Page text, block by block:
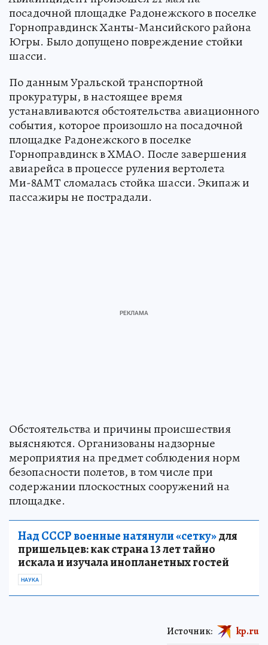
посадочной площадке Радонежского в поселке
Горноправдинск Ханты-Мансийского района
Югры. Было допущено повреждение стойки
шасси.
По данным Уральской транспортной
прокуратуры, в настоящее время
устанавливаются обстоятельства авиационного
события, которое произошло на посадочной
площадке Радонежского в поселке
Горноправдинск в ХМАО. После завершения
авиарейса в процессе руления вертолета
Ми-8АМТ сломалась стойка шасси. Экипаж и
пассажиры не пострадали.
Обстоятельства и причины происшествия
выясняются. Организованы надзорные
мероприятия на предмет соблюдения норм
безопасности полетов, в том числе при
содержании плоскостных сооружений на
площадке.
Над СССР военные натянули «сетку»для
пришельцев: как страна 13 лет тайно
искала и изучала инопланетных гостей
НАУКА
Источник: kp.ru